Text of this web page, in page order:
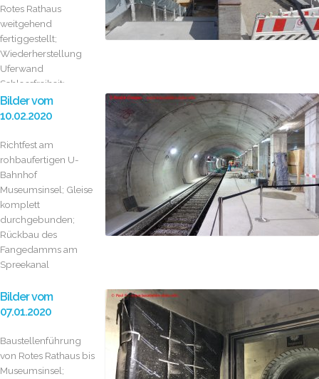
Rotes Rathaus
weitgehend
fertiggestellt;
Wiederherstellung
Uferwand
Schlossfreiheit;
Reduzierung der
Tunnelauflast
Bilder vom
10.02.2020
Richtfest am
rohbaufertigen U-
Bahnhof
Museumsinsel; Gleise
komplett
durchgebunden;
Rückbau des
Fangedamms am
Spreekanal
Bilder vom
07.01.2020
Baustellenführung
von Rotes Rathaus bis
Museumsinsel;